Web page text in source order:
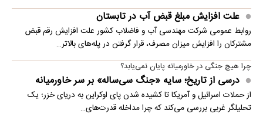
علت افزایش مبلغ قبض آب در تابستان
روابط عمومی شرکت مهندسی آب و فاضلاب کشور علت افزایش رقم قبض
مشترکان را افزایش میزان مصرف، قرار گرفتن در پله‌های بالاتر…
چرا هیچ جنگی در خاورمیانه پایان نمی‌یابد؟
درسی از تاریخ؛ سایه «جنگ سی‌ساله» بر سر خاورمیانه
از حملات اسرائیل و آمریکا تا کشیده شدن پای اوکراین به دریای خزر؛ یک
تحلیلگر غربی بررسی می‌کند که چرا مداخله قدرت‌های…